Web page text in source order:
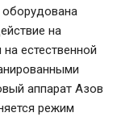
оборудована
на
естественной
аппарат Азов
режим